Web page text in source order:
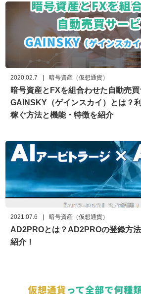
2020.02.7 暗号資産（仮想通貨）
暗号資産とFXを組合わせた自動売
GAINSKY（ゲインスカイ）とは？
稼ぐ方法と機能・特徴を紹介
2021.07.6 暗号資産（仮想通貨）
AD2PROとは？AD2PROの登録方
紹介！